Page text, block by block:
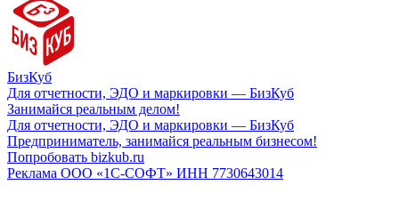
БизКуб
Для отчетности, ЭДО и маркировки — БизКуб
Занимайся реальным делом!
Для отчетности, ЭДО и маркировки — БизКуб
Предприниматель, занимайся реальным бизнесом!
Попробовать bizkub.ru
Реклама ООО «1С-СОФТ» ИНН 7730643014